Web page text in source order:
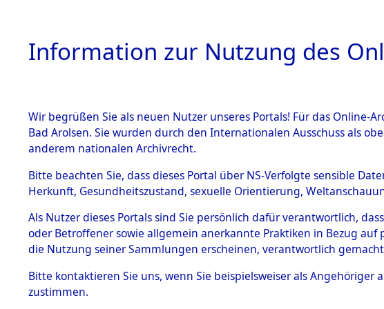
HOME BESTANDSBESCHREIBUNG
BESTÄNDE
Inhaftierungsdoku
mente
5. Verschiedenes
Todesmärsche
5.3.1 Alliierte
UNRRA Central
Todesmärche:
1946, Band II:
(84619390)
Information zur Nutzung des
Wir begrüßen Sie als neuen Nutzer unseres Portals! Für das
Bad Arolsen. Sie wurden durch den Internationalen Ausschuss als
anderem nationalen Archivrecht.
Bitte beachten Sie, dass dieses Portal über NS-Verfolgte sensible
Herkunft, Gesundheitszustand, sexuelle Orientierung,
Als Nutzer dieses Portals sind Sie persönlich dafür verantwortlich,
oder Betroffener sowie allgemein anerkannte Praktiken in Bezug
die Nutzung seiner Sammlungen erscheinen, verantwortlich
Bitte kontaktieren Sie uns, wenn Sie beispielsweiser als
zustimmen.